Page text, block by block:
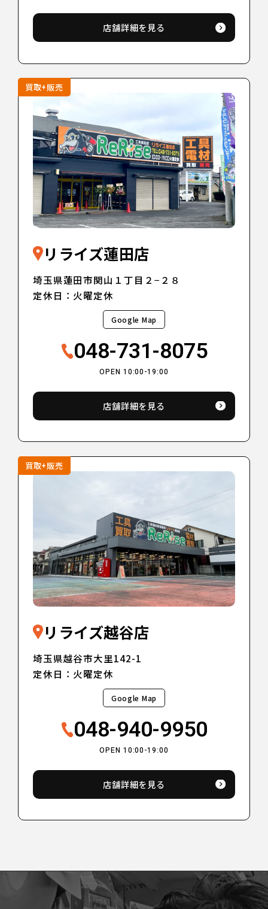
店舗詳細を見る
買取+販売
リライズ蓮田店
埼玉県蓮田市関山１丁目２−２８
定休日：火曜定休
Google Map
048-731-8075
OPEN 10:00-19:00
店舗詳細を見る
買取+販売
リライズ越谷店
埼玉県越谷市大里142-1
定休日：火曜定休
Google Map
048-940-9950
OPEN 10:00-19:00
店舗詳細を見る